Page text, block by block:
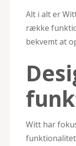
Alt i alt er
række
bekvemt at
Witt har
funktionalitet